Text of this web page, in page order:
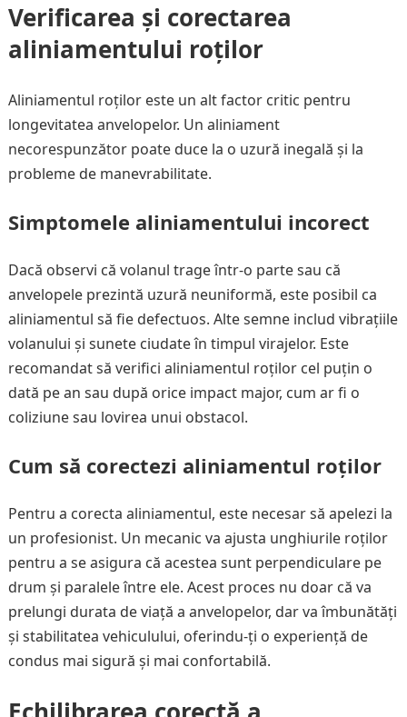
Verificarea și corectarea
aliniamentului roților
Aliniamentul roților este un alt factor critic pentru
longevitatea anvelopelor. Un aliniament
necorespunzător poate duce la o uzură inegală și la
probleme de manevrabilitate.
Simptomele aliniamentului incorect
Dacă observi că volanul trage într-o parte sau că
anvelopele prezintă uzură neuniformă, este posibil ca
aliniamentul să fie defectuos. Alte semne includ vibrațiile
volanului și sunete ciudate în timpul virajelor. Este
recomandat să verifici aliniamentul roților cel puțin o
dată pe an sau după orice impact major, cum ar fi o
coliziune sau lovirea unui obstacol.
Cum să corectezi aliniamentul roților
Pentru a corecta aliniamentul, este necesar să apelezi la
un profesionist. Un mecanic va ajusta unghiurile roților
pentru a se asigura că acestea sunt perpendiculare pe
drum și paralele între ele. Acest proces nu doar că va
prelungi durata de viață a anvelopelor, dar va îmbunătăți
și stabilitatea vehiculului, oferindu-ți o experiență de
condus mai sigură și mai confortabilă.